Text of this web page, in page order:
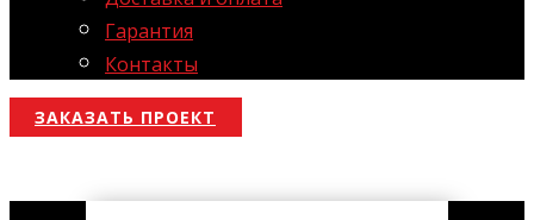
Гарантия
Контакты
ЗАКАЗАТЬ ПРОЕКТ